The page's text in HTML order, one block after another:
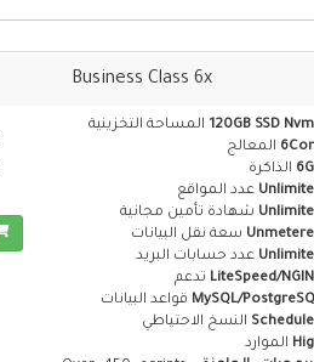
Business Class 6x
120GB SSD المساحة التخزينية
المعالج
الذاكرة
عدد المواقع
شهادة تأمين مجانية
سعة نقل البيانات
عدد حسابات البريد
LiteSpeed/ تدعم
MySQL/ قواعد البيانات
النسخ الاحتياطي
الموارد